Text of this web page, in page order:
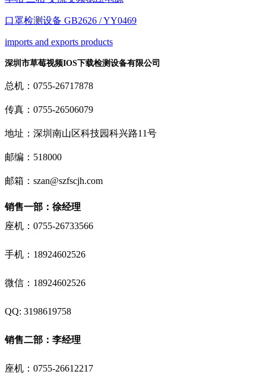
口罩检测设备 GB2626 / YY0469
imports and exports products
深圳市草莓视频IOS下载检测设备有限公司
总机：0755-26717878
传真：0755-26506079
地址：深圳南山区科技园科兴路11号
邮编：518000
邮箱：szan@szfscjh.com
销售一部：徐经理
座机：0755-26733566
手机： 18924602526
微信：18924602526
QQ: 3198619758
销售二部：李经理
座机：0755-26612217